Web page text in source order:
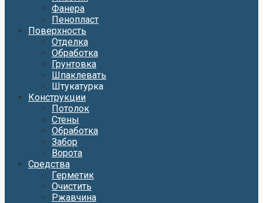
Фанера
Пенопласт
Поверхность
Отделка
Обработка
Грунтовка
Шпаклевать
Штукатурка
Конструкции
Потолок
Стены
Обработка
Забор
Ворота
Средства
Герметик
Очистить
Ржавчина